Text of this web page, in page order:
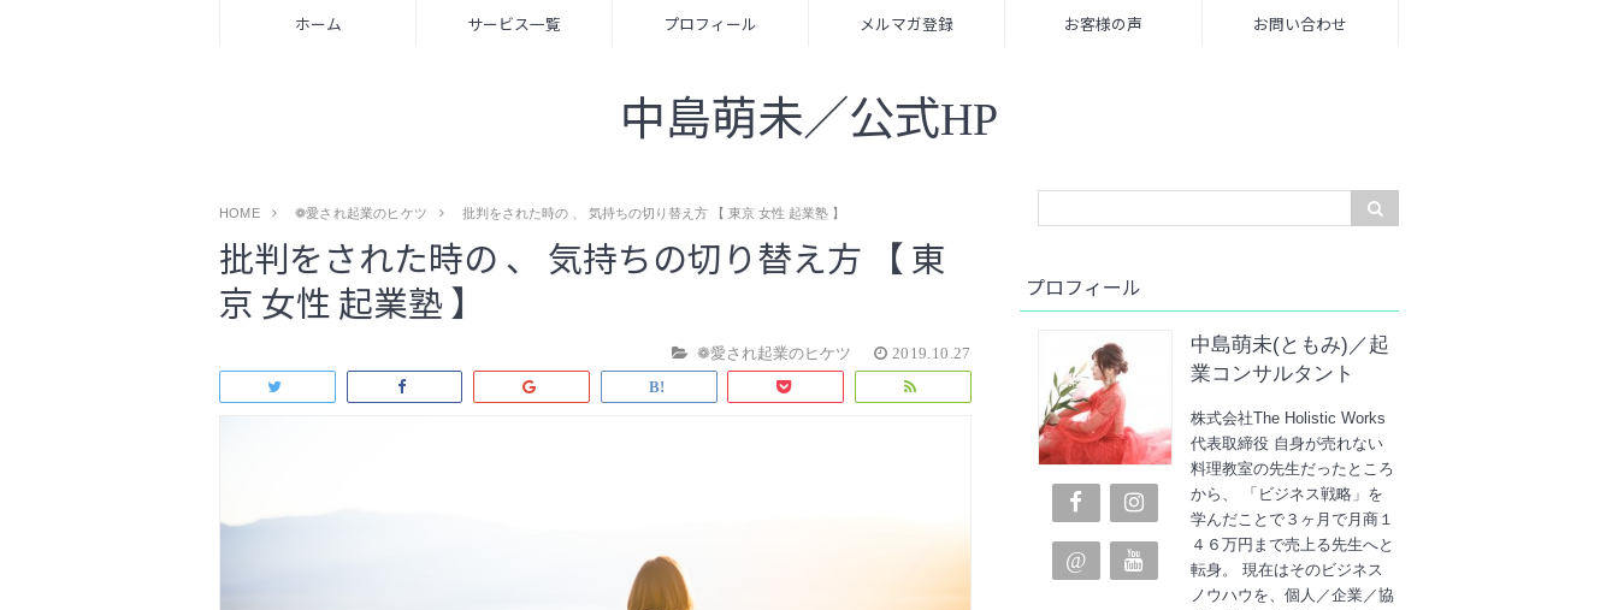
ホーム サービス一覧 プロフィール メルマガ登録 お客様の声 お問い合わせ
中島萌未／公式HP
HOME ❁愛され起業のヒケツ 批判をされた時の 、 気持ちの切り替え方 【 東京 女性 起業塾 】
批判をされた時の 、 気持ちの切り替え方 【 東
京 女性 起業塾 】
❁愛され起業のヒケツ 2019.10.27
プロフィール
中島萌未(ともみ)／起
業コンサルタント
株式会社The Holistic Works
代表取締役 自身が売れない
料理教室の先生だったところ
から、 「ビジネス戦略」を
学んだことで３ヶ月で月商１
４６万円まで売上る先生へと
転身。 現在はそのビジネス
ノウハウを、個人／企業／協